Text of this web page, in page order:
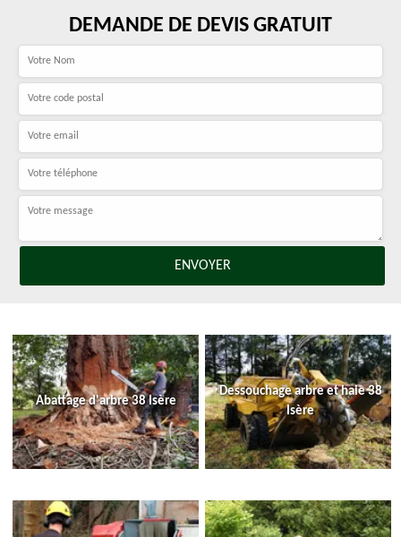
DEMANDE DE DEVIS GRATUIT
Abattage d'arbre 38 Isère
Dessouchage arbre et haie 38
Isère